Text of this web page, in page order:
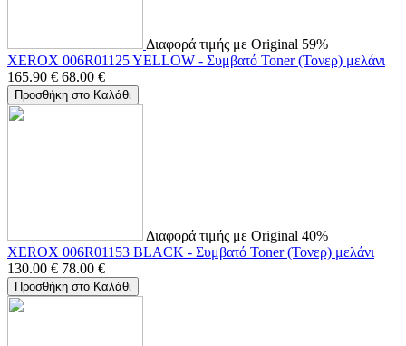
Διαφορά τιμής με Original 59%
XEROX 006R01125 YELLOW - Συμβατό Toner (Τονερ) μελάνι
165.90 € 68.00 €
Προσθήκη στο Καλάθι
Διαφορά τιμής με Original 40%
XEROX 006R01153 BLACK - Συμβατό Toner (Τονερ) μελάνι
130.00 € 78.00 €
Προσθήκη στο Καλάθι